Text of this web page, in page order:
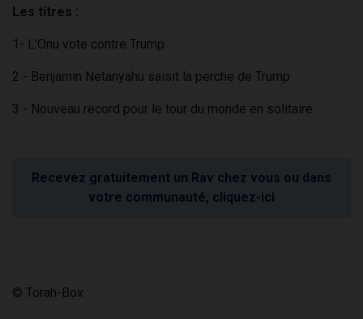
Les titres :
1- L'Onu vote contre Trump
2 - Benjamin Netanyahu saisit la perche de Trump
3 - Nouveau record pour le tour du monde en solitaire
Recevez gratuitement un Rav chez vous ou dans
votre communauté, cliquez-ici
© Torah-Box